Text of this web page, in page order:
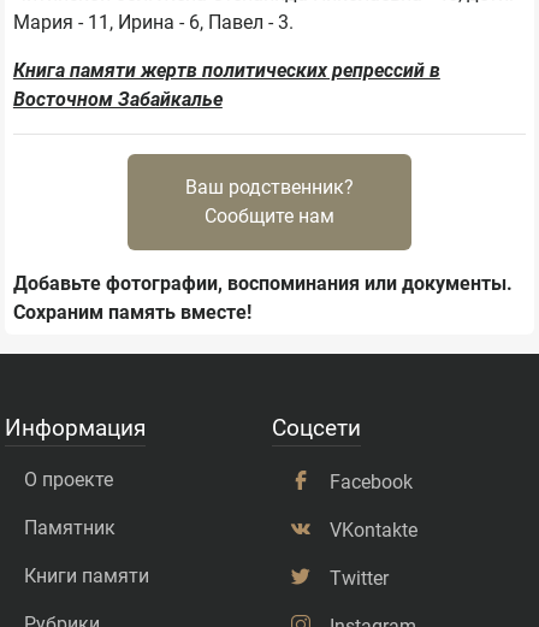
Книга памяти жертв политических репрессий в
Восточном Забайкалье
Ваш родственник?
Сообщите нам
Добавьте фотографии, воспоминания или документы.
Сохраним память вместе!
Информация
О проекте
Памятник
Книги памяти
Соцсети
Facebook
VKontakte
Twitter